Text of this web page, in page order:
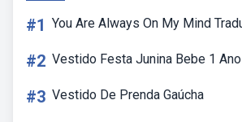
#1 You Are Always On My Mind
#2 Vestido Festa Junina Bebe 1 Ano
#3 Vestido De Prenda Gaúcha